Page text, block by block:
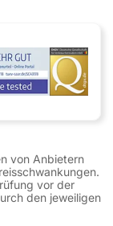
von Anbietern
vor der
den jeweiligen